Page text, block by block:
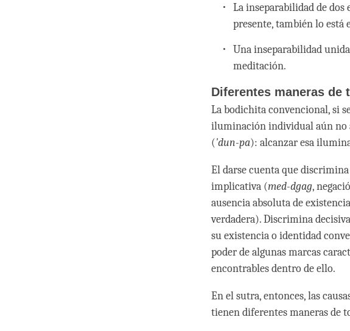
La inseparabilidad de dos
presente, también lo está
Una inseparabilidad
meditación.
Diferentes maneras de
La bodichita convencional, si
iluminación individual aún no
('dun-pa): alcanzar esa
El darse cuenta que
implicativa (med-dgag,
ausencia absoluta de
verdadera). Discrimina
su existencia o identidad
poder de algunas marcas
encontrables dentro de ello.
En el sutra, entonces, las
tienen diferentes maneras de